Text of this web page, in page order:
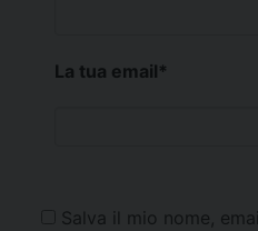
La tua email*
Salva il mio nome,